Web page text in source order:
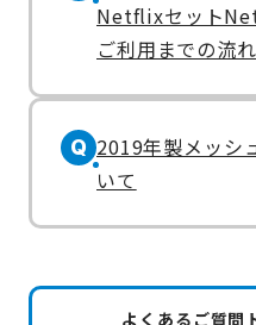
Netflixセット
ご利用までの流れ
Q 2019年製メッシ
いて
よくあるご質問